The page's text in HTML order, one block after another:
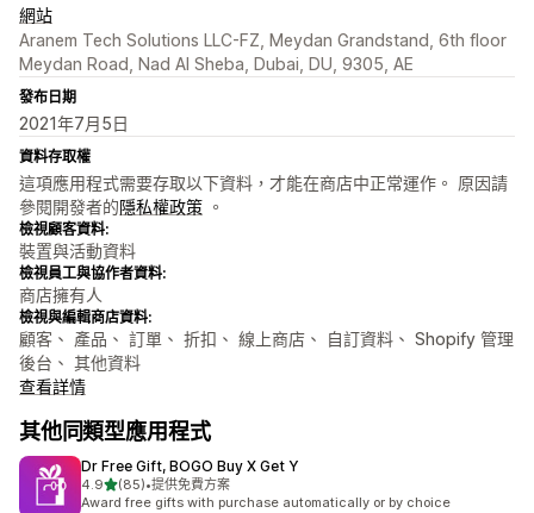
網站
Aranem Tech Solutions LLC-FZ, Meydan Grandstand, 6th floor
Meydan Road, Nad Al Sheba, Dubai, DU, 9305, AE
發布日期
2021年7月5日
資料存取權
這項應用程式需要存取以下資料，才能在商店中正常運作。 原因請
參閱開發者的隱私權政策 。
檢視顧客資料:
裝置與活動資料
檢視員工與協作者資料:
商店擁有人
檢視與編輯商店資料:
顧客、 產品、 訂單、 折扣、 線上商店、 自訂資料、 Shopify 管理
後台、 其他資料
查看詳情
其他同類型應用程式
Dr Free Gift, BOGO Buy X Get Y
4.9滿分 5 顆星
(85)
共有 85 則評價
•提供免費方案
Award free gifts with purchase automatically or by choice